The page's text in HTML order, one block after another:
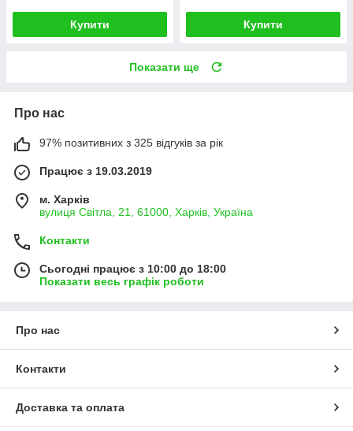
Купити Купити
Показати ще
Про нас
97% позитивних з 325 відгуків за рік
Працює з 19.03.2019
м. Харків
вулиця Світла, 21, 61000, Харків, Україна
Контакти
Сьогодні працює з 10:00 до 18:00
Показати весь графік роботи
Про нас
Контакти
Доставка та оплата